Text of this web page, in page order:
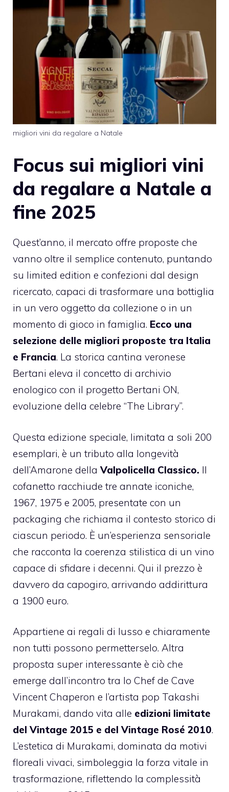
migliori vini da regalare a Natale
Focus sui migliori vini
da regalare a Natale a
fine 2025
Quest’anno, il mercato offre proposte che
vanno oltre il semplice contenuto, puntando
su limited edition e confezioni dal design
ricercato, capaci di trasformare una bottiglia
in un vero oggetto da collezione o in un
momento di gioco in famiglia. Ecco una
selezione delle migliori proposte tra Italia
e Francia. La storica cantina veronese
Bertani eleva il concetto di archivio
enologico con il progetto Bertani ON,
evoluzione della celebre “The Library”.
Questa edizione speciale, limitata a soli 200
esemplari, è un tributo alla longevità
dell’Amarone dellaValpolicella Classico. Il
cofanetto racchiude tre annate iconiche,
1967, 1975 e 2005, presentate con un
packaging che richiama il contesto storico di
ciascun periodo. È un’esperienza sensoriale
che racconta la coerenza stilistica di un vino
capace di sfidare i decenni. Qui il prezzo è
davvero da capogiro, arrivando addirittura
a 1900 euro.
Appartiene ai regali di lusso e chiaramente
non tutti possono permetterselo. Altra
proposta super interessante è ciò che
emerge dall’incontro tra lo Chef de Cave
Vincent Chaperon e l’artista pop Takashi
Murakami, dando vita alle edizioni limitate
del Vintage 2015 e del Vintage Rosé 2010.
L’estetica di Murakami, dominata da motivi
floreali vivaci, simboleggia la forza vitale in
trasformazione, riflettendo la complessità